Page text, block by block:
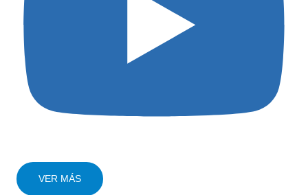
VER MÁS